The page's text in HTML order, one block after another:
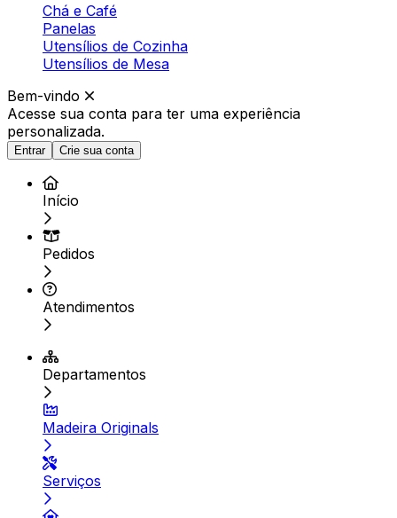
Chá e Café
Panelas
Utensílios de Cozinha
Utensílios de Mesa
Bem-vindo
Acesse sua conta para ter uma experiência
personalizada.
Entrar Crie sua conta
Início
Pedidos
Atendimentos
Departamentos
Madeira Originals
Serviços